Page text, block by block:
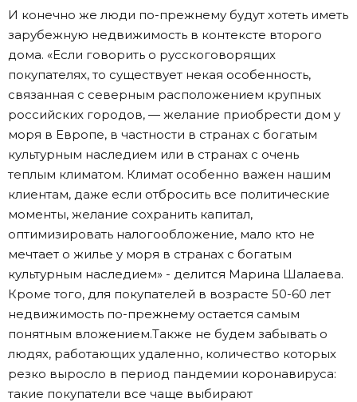
И конечно же люди по-прежнему будут хотеть иметь
зарубежную недвижимость в контексте второго
дома. «Если говорить о русскоговорящих
покупателях, то существует некая особенность,
связанная с северным расположением крупных
российских городов, — желание приобрести дом у
моря в Европе, в частности в странах с богатым
культурным наследием или в странах с очень
теплым климатом. Климат особенно важен нашим
клиентам, даже если отбросить все политические
моменты, желание сохранить капитал,
оптимизировать налогообложение, мало кто не
мечтает о жилье у моря в странах с богатым
культурным наследием» - делится Марина Шалаева.
Кроме того, для покупателей в возрасте 50-60 лет
недвижимость по-прежнему остается самым
понятным вложением.Также не будем забывать о
людях, работающих удаленно, количество которых
резко выросло в период пандемии коронавируса:
такие покупатели все чаще выбирают